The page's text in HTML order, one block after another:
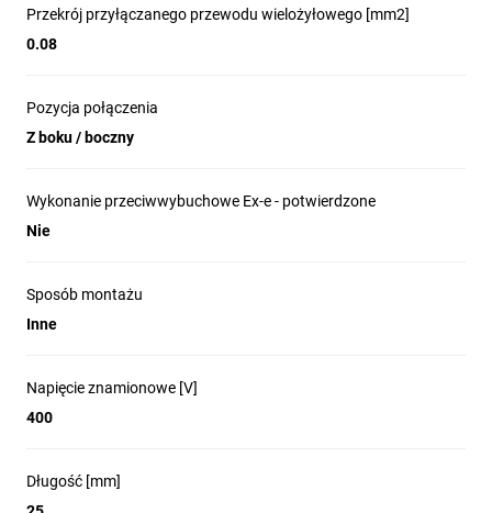
Przekrój przyłączanego przewodu wielożyłowego [mm2]
0.08
Pozycja połączenia
Z boku / boczny
Wykonanie przeciwwybuchowe Ex-e - potwierdzone
Nie
Sposób montażu
Inne
Napięcie znamionowe [V]
400
Długość [mm]